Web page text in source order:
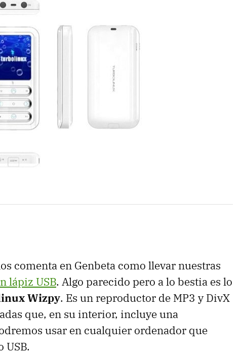
comenta en Genbeta como llevar nuestras
lápiz USB. Algo parecido pero a lo bestia es lo
Wizpy. Es un reproductor de MP3 y DivX
que, en su interior, incluye una
usar en cualquier ordenador que
USB.